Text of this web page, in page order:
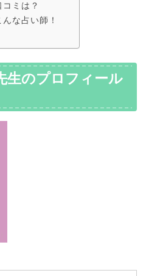
ミは？
な占い師！
生のプロフィール